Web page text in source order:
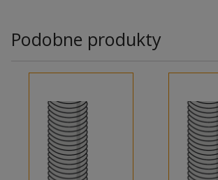
Podobne produkty